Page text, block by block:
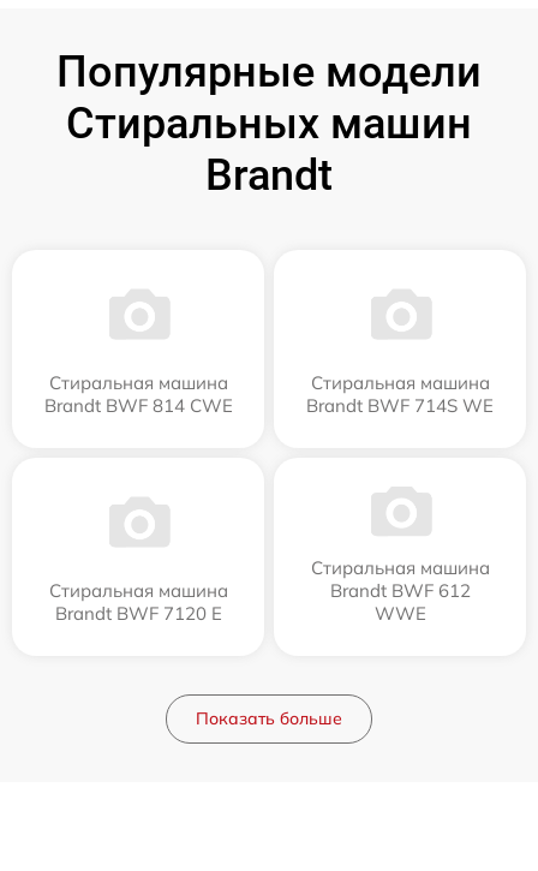
Популярные модели
Стиральных машин
Brandt
Стиральная машина
Brandt BWF 814 CWE
Стиральная машина
Brandt BWF 714S WE
Стиральная машина
Brandt BWF 7120 E
Стиральная машина
Brandt BWF 612
WWE
Показать больше